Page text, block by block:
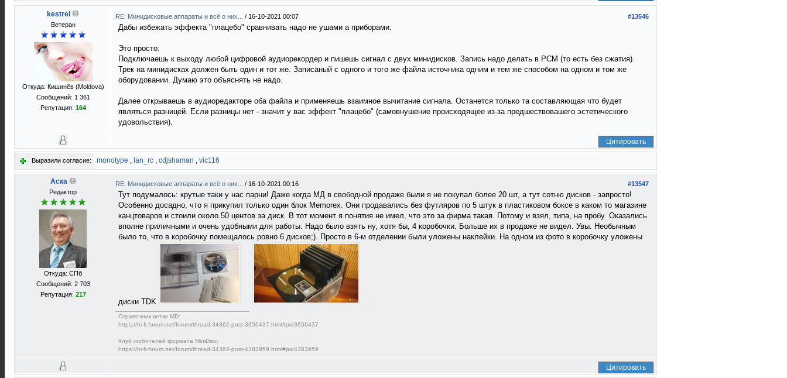
kestrel
Ветеран
Откуда: Кишинёв (Moldova)
Сообщений: 1 361
Репутация: 164
#13546
RE: Минидисковые аппараты и всё о них... / 16-10-2021 00:07
Дабы избежать эффекта "плацебо" сравнивать надо не ушами а приборами.
Это просто:
Подключаешь к выходу любой цифровой аудиорекордер и пишешь сигнал с двух минидисков. Запись надо делать в PCM (то есть без сжатия).
Трек на минидисках должен быть один и тот же. Записаный с одного и того же файла источника одним и тем же способом на одном и том же
оборудовании. Думаю это объяснять не надо.
Далее открываешь в аудиоредакторе оба файла и применяешь взаимное вычитание сигнала. Останется только та составляющая что будет
являться разницей. Если разницы нет - значит у вас эффект "плацебо" (самовнушение происходящее из-за предшествовашего эстетического
удовольствия).
Цитировать
Выразили согласие: monotype , lan_rc , cdjshaman , vic116
Аска
Редактор
Откуда: СПб
Сообщений: 2 703
Репутация: 217
#13547
RE: Минидисковые аппараты и всё о них... / 16-10-2021 00:16
Тут подумалось: крутые таки у нас парни! Даже когда МД в свободной продаже были я не покупал более 20 шт, а тут сотню дисков - запросто!
Особенно досадно, что я прикупил только один блок Memorex. Они продавались без футляров по 5 штук в пластиковом боксе в каком то магазине
канцтоваров и стоили около 50 центов за диск. В тот момент я понятия не имел, что это за фирма такая. Потому и взял, типа, на пробу. Оказались
вполне приличными и очень удобными для работы. Надо было взять ну, хотя бы, 4 коробочки. Больше их в продаже не видел. Увы. Необычным
было то, что в коробочку помещалось ровно 6 дисков;). Просто в 6-м отделении были уложены наклейки. На одном из фото в коробочку уложены
диски TDK .
Справочник ветки MD:
https://hi-fi-forum.net/forum/thread-34362-post-3656437.html#pid3656437
Клуб любителей формата MiniDisc:
https://hi-fi-forum.net/forum/thread-34362-post-4383959.html#pid4383959
Цитировать